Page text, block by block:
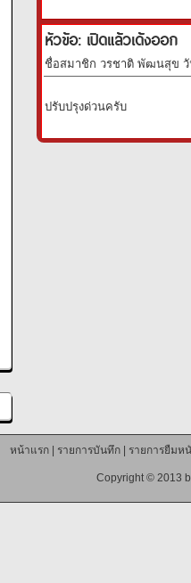
หัวข้อ: เปิดแล้วเด้งออก
ชื่อสมาชิก วรชาติ พัฒนสุข วั
ปรับปรุงด่วนครับ
หน้าแรก| รายการบันทึก| รายการยืมห
Copyright © 2013